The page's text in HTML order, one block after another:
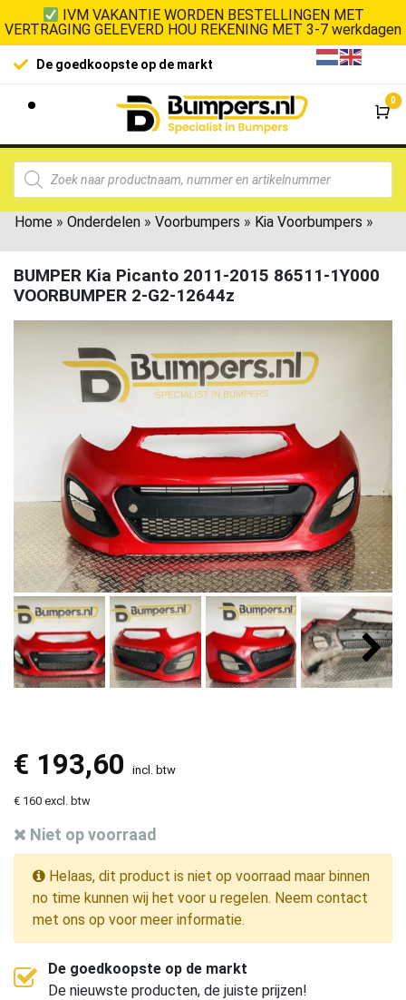
IVM VAKANTIE WORDEN BESTELLINGEN MET
VERTRAGING GELEVERD HOU REKENING MET 3-7 werkdagen
De goedkoopste op de markt
0
Home » Onderdelen » Voorbumpers » Kia Voorbumpers »
BUMPER Kia Picanto 2011-2015 86511-1Y000
VOORBUMPER 2-G2-12644z
€ 193,60 incl. btw
€ 160 excl. btw
Niet op voorraad
Helaas, dit product is niet op voorraad maar binnen
no time kunnen wij het voor u regelen. Neem contact
met ons op voor meer informatie.
De goedkoopste op de markt
De nieuwste producten, de juiste prijzen!